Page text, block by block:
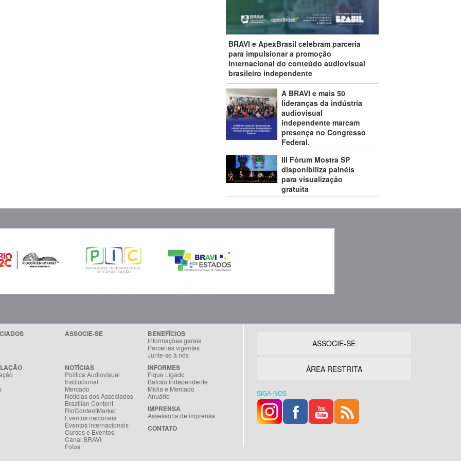
BRAVI e ApexBrasil celebram parceria
para impulsionar a promoção
internacional do conteúdo audiovisual
brasileiro independente
A BRAVI e mais 50
lideranças da indústria
audiovisual
independente marcam
presença no Congresso
Federal.
III Fórum Mostra SP
disponibiliza painéis
para visualização
gratuita
ASSOCIE-SE BENEFÍCIOS
Informações gerais
Parcerias vigentes
Junte-se à nós
NOTÍCIAS
Política Audiovisual
Institucional
Mercado
Notícias dos Associados
Brazilian Content
RioContentMarket
Eventos nacionais
Eventos internacionais
Cursos e Eventos
Canal BRAVI
Fotos
INFORMES
Fique Ligado
Balcão Independente
Mídia e Mercado
Anuário
IMPRENSA
Assessoria de imprensa
CONTATO
ASSOCIE-SE
ÁREA RESTRITA
SIGA-NOS